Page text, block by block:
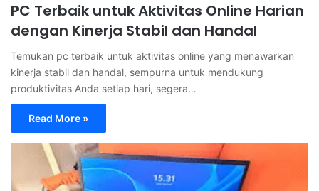
PC Terbaik untuk Aktivitas Online Harian
dengan Kinerja Stabil dan Handal
Temukan pc terbaik untuk aktivitas online yang menawarkan
kinerja stabil dan handal, sempurna untuk mendukung
produktivitas Anda setiap hari, segera…
Read More »